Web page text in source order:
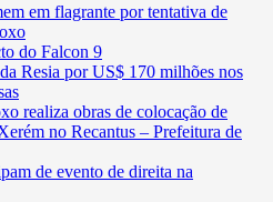
em flagrante por tentativa de
do Falcon 9
Resia por US$ 170 milhões nos
realiza obras de colocação de
no Recantus – Prefeitura de
de evento de direita na